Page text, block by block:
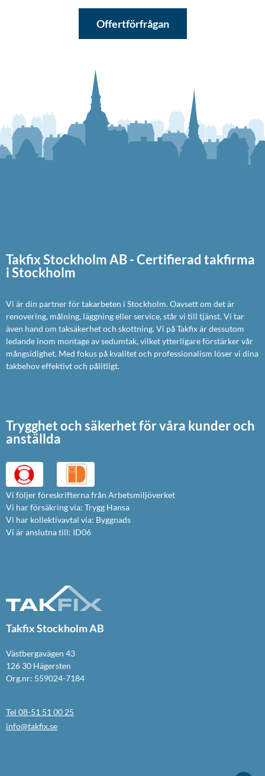
Offertförfrågan
Takfix Stockholm AB - Certifierad takfirma
i Stockholm
Vi är din partner för takarbeten i Stockholm. Oavsett om det är
renovering, målning, läggning eller service, står vi till tjänst. Vi tar
även hand om taksäkerhet och skottning. Vi på Takfix är dessutom
ledande inom montage av sedumtak, vilket ytterligare förstärker vår
mångsidighet. Med fokus på kvalitet och professionalism löser vi dina
takbehov effektivt och pålitligt.
Trygghet och säkerhet för våra kunder och
anställda
Vi följer föreskrifterna från Arbetsmiljöverket
Vi har försäkring via: Trygg Hansa
Vi har kollektivavtal via: Byggnads
Vi är anslutna till: ID06
Takfix Stockholm AB
Västbergavägen 43
126 30 Hägersten
Org.nr: 559024-7184
Tel 08-51 51 00 25
info@takfix.se